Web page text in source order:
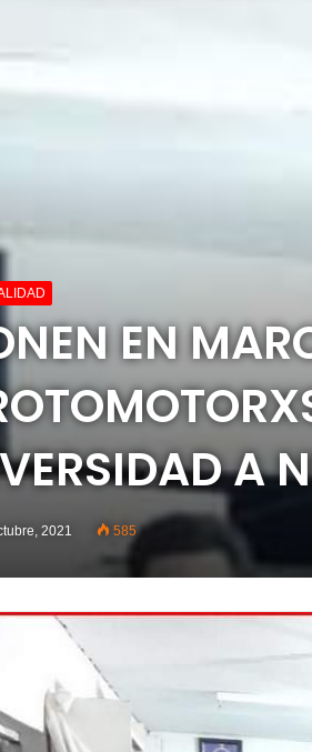
EN
A
2021 585